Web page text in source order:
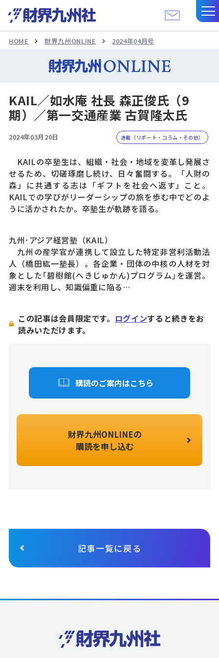
HOME 財界九州ONLINE 2024年04月号
KAIL／如水庵 社長 森正俊氏（9
期）／第一交通産業 古賀隆太氏
2024年03月20日 連載（リポート・コラム・その他）
KAILの卒塾生は、組織・社会・地域を変革し発展さ
せるため、切磋琢磨し続け、日々奮闘する。「人財の
森」に共通する志は「ギフトを社会へ返す」こと。
KAILでの学びがリーダーシップの旅を歩む中でどのよ
うに活かされたか。卒塾生が軌跡を語る。
九州･アジア経営塾（KAIL）
九州の産学官が連携して設立した特定非営利活動法
人（橋田紘一塾長）。各企業・団体の中核の人材を対
象とした｢碧樹館(へきじゅかん)プログラム｣を運営。
週末を利用し、知識偏重に陥る…
この記事は会員限定です。 ログインすると続きをお
読みいただけます。
購読のご案内はこちら
財界九州ONLINEの
購読を申し込む
記事一覧に戻る